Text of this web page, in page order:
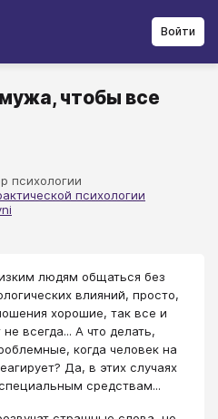
Войти
чтобы все
психологии
психологии
людям общаться без
влияний, просто,
хорошие, так все и
всегда... А что делать,
когда человек на
Да, в этих случаях
средствам...